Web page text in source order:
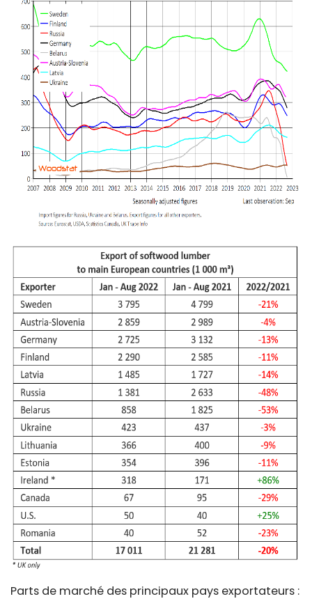
Parts de marché des principaux pays exportateurs :